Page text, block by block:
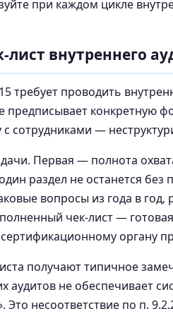
при каждом цикле
внутреннего
требует проводить
предписывает конкретную
с сотрудниками —
Первая — полнота
раздел не останется
вопросы из года в
чек-лист —
органу
получают типичное
аудитов не обеспечивает
Это несоответствие по п.